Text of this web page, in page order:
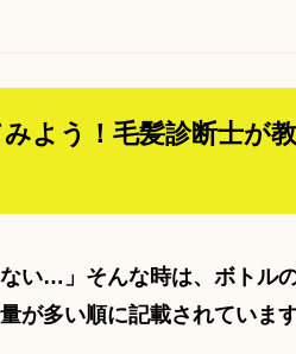
よう！毛髪診断士が
い…」そんな時は、ボトル
が多い順に記載されています